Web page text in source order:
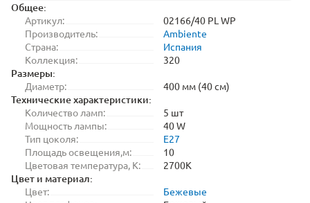
Общее:
Артикул:
02166/40 PL WP
Производитель:
Ambiente
Страна:
Испания
Коллекция:
320
Размеры:
Диаметр: 400 мм (40 см)
Технические характеристики:
Количество ламп:
5 шт
Мощность лампы:
40 W
Тип цоколя:
E27
Площадь освещения,м:
10
Цветовая температура, K:
2700K
Цвет и материал:
Цвет:
Бежевые